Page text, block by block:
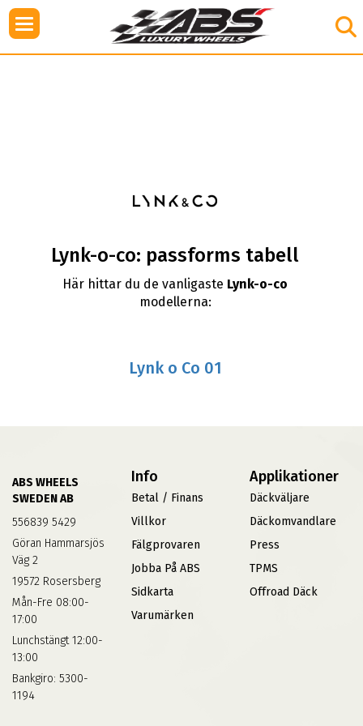
Lynk-o-co: passforms tabell
Här hittar du de vanligaste Lynk-o-co
modellerna:
Lynk o Co 01
ABS WHEELS
SWEDEN AB
556839 5429
Göran Hammarsjös
Väg 2
19572 Rosersberg
Mån-Fre 08:00-
17:00
Lunchstängt 12:00-
13:00
Bankgiro: 5300-
1194
Info
Betal / Finans
Villkor
Fälgprovaren
Jobba På ABS
Sidkarta
Varumärken
Applikationer
Däckväljare
Däckomvandlare
Press
TPMS
Offroad Däck